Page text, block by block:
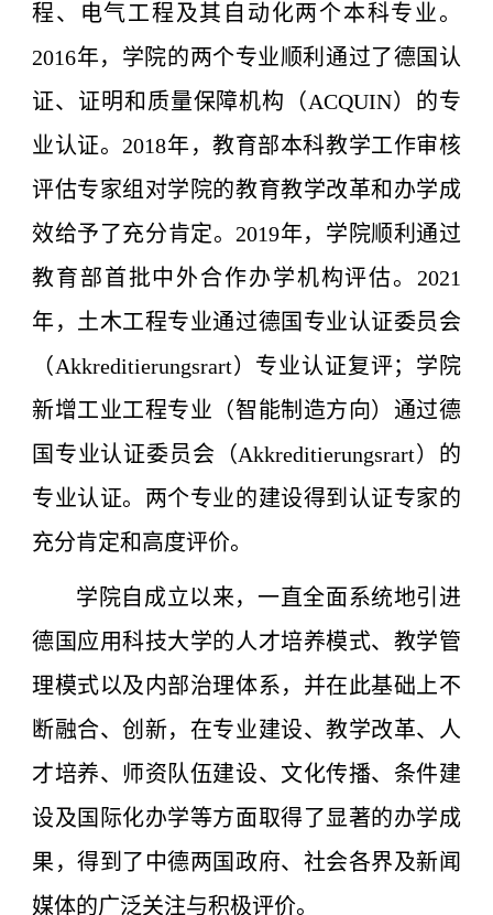
程、电气工程及其自动化两个本科专业。
2016年，学院的两个专业顺利通过了德国认
证、证明和质量保障机构（ACQUIN）的专
业认证。2018年，教育部本科教学工作审核
评估专家组对学院的教育教学改革和办学成
效给予了充分肯定。2019年，学院顺利通过
教育部首批中外合作办学机构评估。2021
年，土木工程专业通过德国专业认证委员会
（Akkreditierungsrart）专业认证复评；学院
新增工业工程专业（智能制造方向）通过德
国专业认证委员会（Akkreditierungsrart）的
专业认证。两个专业的建设得到认证专家的
充分肯定和高度评价。
学院自成立以来，一直全面系统地引进
德国应用科技大学的人才培养模式、教学管
理模式以及内部治理体系，并在此基础上不
断融合、创新，在专业建设、教学改革、人
才培养、师资队伍建设、文化传播、条件建
设及国际化办学等方面取得了显著的办学成
果，得到了中德两国政府、社会各界及新闻
媒体的广泛关注与积极评价。